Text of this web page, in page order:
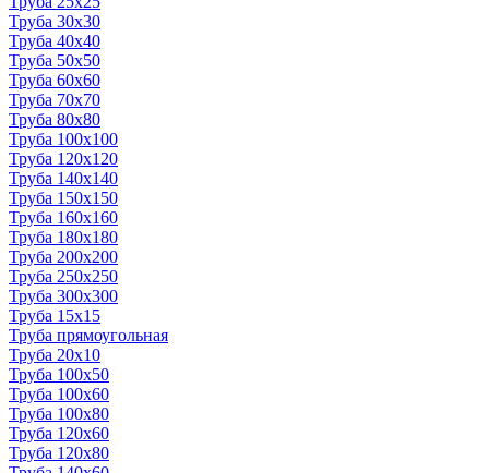
Труба 30x30
Труба 40x40
Труба 50x50
Труба 60x60
Труба 70x70
Труба 80x80
Труба 100x100
Труба 120x120
Труба 140x140
Труба 150x150
Труба 160x160
Труба 180x180
Труба 200x200
Труба 250x250
Труба 300x300
Труба 15x15
Труба прямоугольная
Труба 20x10
Труба 100x50
Труба 100x60
Труба 100x80
Труба 120x60
Труба 120x80